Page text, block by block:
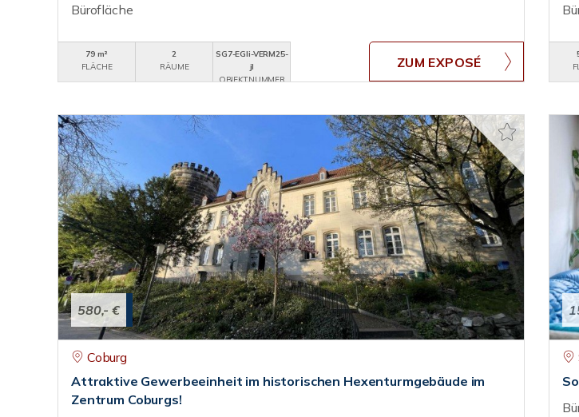
Bürofläche
79 m²
FLÄCHE
2
RÄUME
SG7-EGli-VERM25-
jl
OBJEKTNUMMER
ZUM EXPOSÉ
580,- €
Coburg
Attraktive Gewerbeeinheit im historischen Hexenturmgebäude im
Zentrum Coburgs!